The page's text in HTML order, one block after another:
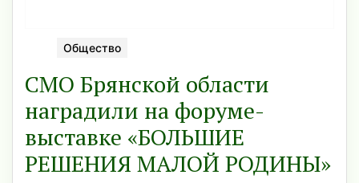
Общество
СМО Брянской области
наградили на форуме-
выставке «БОЛЬШИЕ
РЕШЕНИЯ МАЛОЙ РОДИНЫ»